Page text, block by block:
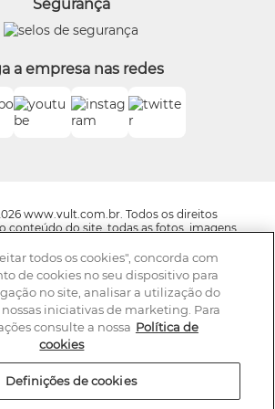
Segurança
a empresa nas redes
www.vult.com.br. Todos os direitos
conteúdo do site, todas as fotos, imagens,
aqui veiculados são de propriedade exclusiva
de Beleza Ltda. É vedada qualquer
ou parcial, de qualquer elemento de
autorização. A violação de qualquer
implicará na responsabilização cível e
da Lei. Os preços dos produtos estão
a alteração sem aviso prévio.
direito de corrigir qualquer possível erro de
e caso haja divergências entre os valores
e-mails promocionais e valores do site,
todos os cookies", concorda com
de cookies no seu dispositivo para
no site, analisar a utilização do
iniciativas de marketing. Para
consulte a nossa Política de
cookies
Definições de cookies